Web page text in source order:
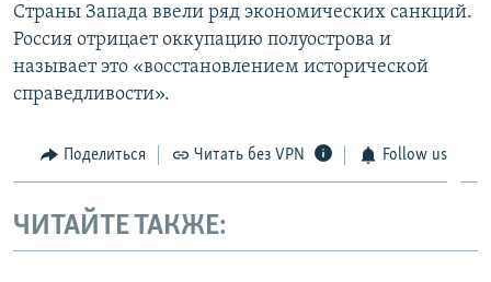
Страны Запада ввели ряд экономических санкций.
Россия отрицает оккупацию полуострова и
называет это «восстановлением исторической
справедливости».
Поделиться Читать без VPN Follow us
ЧИТАЙТЕ ТАКЖЕ: